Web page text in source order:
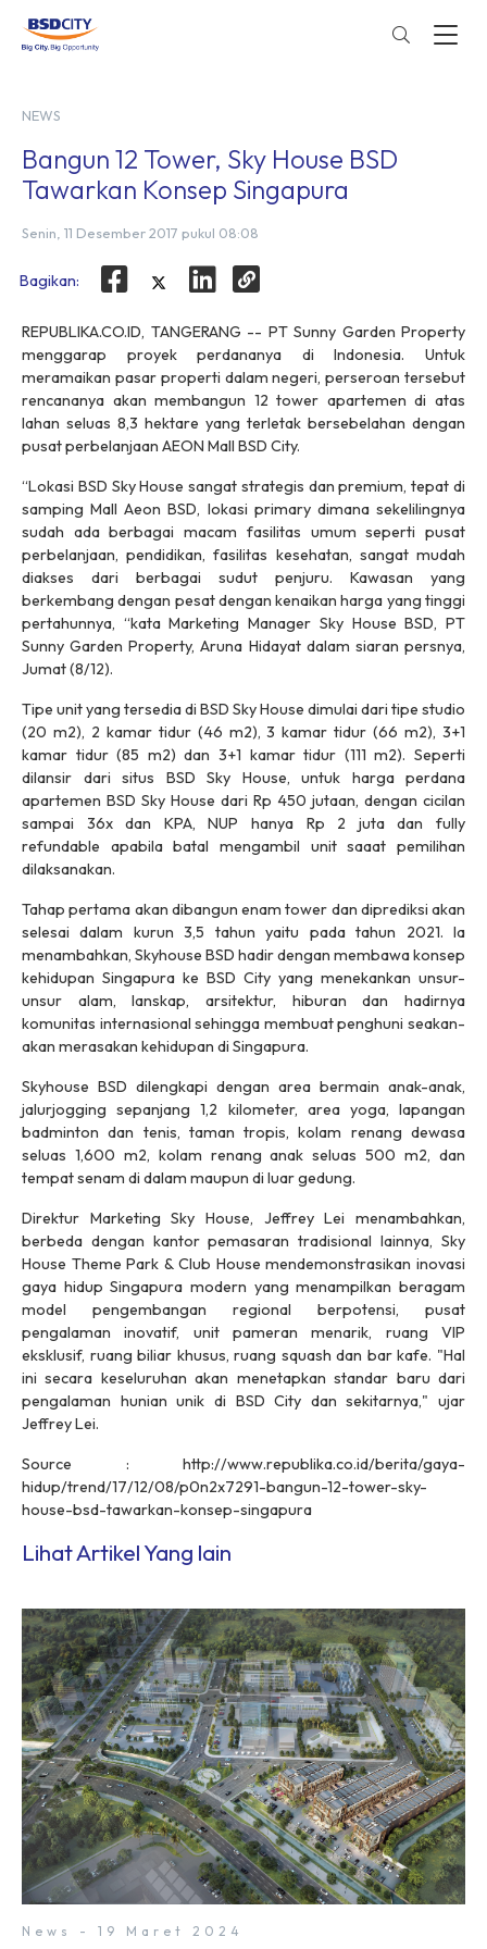
NEWS
Bangun 12 Tower, Sky House BSD
Tawarkan Konsep Singapura
Senin, 11 Desember 2017 pukul 08:08
Bagikan:
REPUBLIKA.CO.ID, TANGERANG -- PT Sunny Garden Property
menggarap proyek perdananya di Indonesia. Untuk
meramaikan pasar properti dalam negeri, perseroan tersebut
rencananya akan membangun 12tower apartemen di atas
lahan seluas 8,3 hektare yang terletak bersebelahan dengan
pusat perbelanjaan AEON Mall BSD City.
“Lokasi BSD Sky House sangat strategis dan premium, tepat di
samping Mall Aeon BSD, lokasi primarydimana sekelilingnya
sudah ada berbagai macam fasilitas umum seperti pusat
perbelanjaan, pendidikan, fasilitas kesehatan, sangat mudah
diakses dari berbagai sudut penjuru. Kawasan yang
berkembang dengan pesat dengan kenaikan harga yang tinggi
pertahunnya, “kata Marketing Manager Sky House BSD, PT
Sunny Garden Property, Aruna Hidayat dalam siaran persnya,
Jumat (8/12).
Tipe unit yang tersedia di BSD Sky House dimulai dari tipe studio
(20 m2), 2 kamar tidur (46 m2), 3 kamar tidur (66 m2), 3+1
kamar tidur (85 m2) dan 3+1 kamar tidur (111 m2). Seperti
dilansir dari situs BSD Sky House, untuk harga perdana
apartemen BSD Sky House dari Rp 450 jutaan, dengan cicilan
sampai 36x dan KPA, NUP hanya Rp 2 juta dan fully
refundable apabila batal mengambil unit saaat pemilihan
dilaksanakan.
Tahap pertama akan dibangun enamtower dan diprediksi akan
selesai dalam kurun 3,5 tahun yaitu pada tahun 2021. Ia
menambahkan, Skyhouse BSD hadir dengan membawa konsep
kehidupan Singapura ke BSD City yang menekankan unsur-
unsur alam, lanskap, arsitektur, hiburan dan hadirnya
komunitas internasional sehingga membuat penghuni seakan-
akan merasakan kehidupan di Singapura.
Skyhouse BSD dilengkapi dengan area bermain anak-anak,
jalurjogging sepanjang 1,2 kilometer, area yoga, lapangan
badminton dan tenis, taman tropis, kolam renang dewasa
seluas 1,600 m2, kolam renang anak seluas 500 m2, dan
tempat senam di dalam maupun di luar gedung.
Direktur Marketing Sky House, Jeffrey Lei menambahkan,
berbeda dengan kantor pemasaran tradisional lainnya, Sky
House Theme Park & Club House mendemonstrasikan inovasi
gaya hidup Singapura modern yang menampilkan beragam
model pengembangan regional berpotensi, pusat
pengalaman inovatif, unit pameran menarik, ruang VIP
eksklusif, ruang biliar khusus, ruang squash dan bar kafe. "Hal
ini secara keseluruhan akan menetapkan standar baru dari
pengalaman hunian unik di BSD City dan sekitarnya," ujar
Jeffrey Lei.
Source : http://www.republika.co.id/berita/gaya-
hidup/trend/17/12/08/p0n2x7291-bangun-12-tower-sky-
house-bsd-tawarkan-konsep-singapura
Lihat Artikel Yang lain
News - 19 Maret 2024